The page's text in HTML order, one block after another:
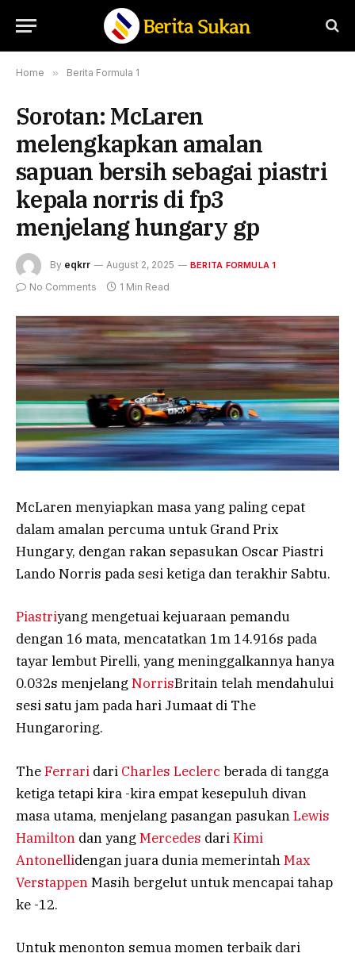
Home » Berita Formula 1
Sorotan: McLaren
melengkapkan amalan
sapuan bersih sebagai piastri
kepala norris di fp3
menjelang hungary gp
By eqkrr August 2, 2025 BERITA FORMULA 1
No Comments 1 Min Read
McLaren menyiapkan masa yang paling cepat
dalam amalan percuma untuk Grand Prix
Hungary, dengan rakan sepasukan Oscar Piastri
Lando Norris pada sesi ketiga dan terakhir Sabtu.
Piastriyang mengetuai kejuaraan pemandu
dengan 16 mata, mencatatkan 1m 14.916s pada
tayar lembut Pirelli, yang meninggalkannya hanya
0.032s menjelang NorrisBritain telah mendahului
sesi satu jam pada hari Jumaat di The
Hungaroring.
TheFerrari dari Charles Leclerc berada di tangga
ketiga tetapi kira -kira empat kesepuluh divan
masa utama, menjelang pasangan pasukanLewis
Hamilton dan yang Mercedes dariKimi
Antonellidengan juara dunia memerintahMax
VerstappenMasih bergelut untuk mencapai tahap
ke -12.
Untuk menonton semua momen terbaik dari